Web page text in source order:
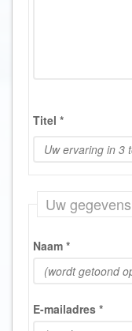
Titel *
Uw gegevens
Naam *
E-mailadres *